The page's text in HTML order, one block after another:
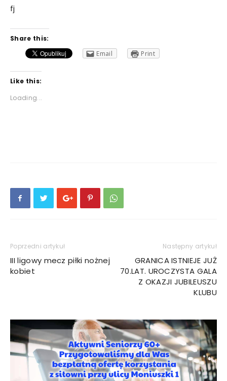
fj
Share this:
Email
Print
Like this:
Loading...
Poprzedni artykuł
III ligowy mecz piłki nożnej
kobiet
Następny artykuł
GRANICA ISTNIEJE JUŻ
70.LAT. UROCZYSTA GALA
Z OKAZJI JUBILEUSZU
KLUBU